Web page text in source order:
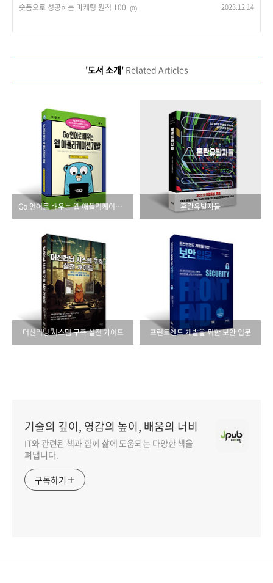
숏폼으로 성공하는 마케팅 원칙 100 (0) 2023.12.14
'도서 소개'Related Articles
Go 언어로 배우는 웹 애플리케이션 개발 혼란유발자들
머신러닝 시스템 구축 실전 가이드 프런트엔드 개발을 위한 보안 입문
기술의 깊이, 영감의 높이, 배움의 너비
IT와 관련된 책과 함께 삶에 도움되는 다양한 책을
펴냅니다.
구독하기